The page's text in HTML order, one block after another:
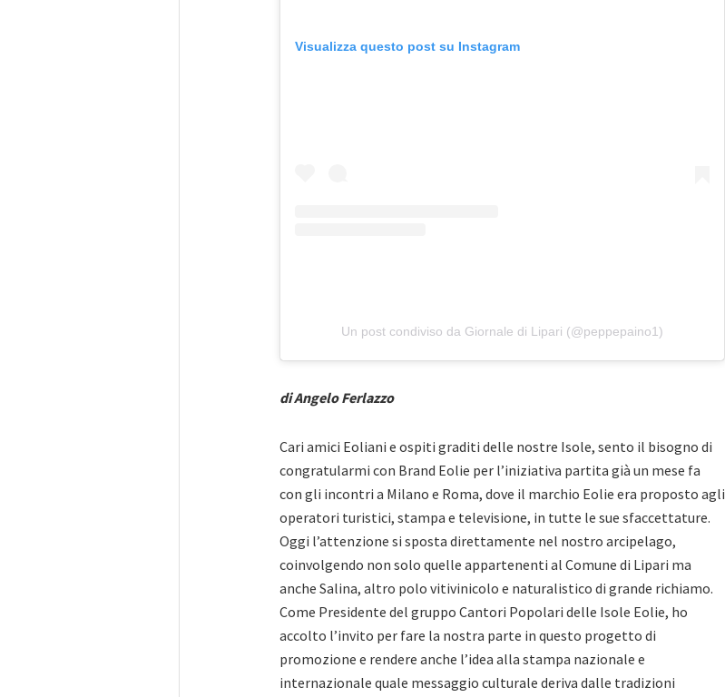
Visualizza questo post su Instagram
Un post condiviso da Giornale di Lipari (@peppepaino1)
di Angelo Ferlazzo
Cari amici Eoliani e ospiti graditi delle nostre Isole, sento il bisogno di
congratularmi con Brand Eolie per l’iniziativa partita già un mese fa
con gli incontri a Milano e Roma, dove il marchio Eolie era proposto agli
operatori turistici, stampa e televisione, in tutte le sue sfaccettature.
Oggi l’attenzione si sposta direttamente nel nostro arcipelago,
coinvolgendo non solo quelle appartenenti al Comune di Lipari ma
anche Salina, altro polo vitivinicolo e naturalistico di grande richiamo.
Come Presidente del gruppo Cantori Popolari delle Isole Eolie, ho
accolto l’invito per fare la nostra parte in questo progetto di
promozione e rendere anche l’idea alla stampa nazionale e
internazionale quale messaggio culturale deriva dalle tradizioni